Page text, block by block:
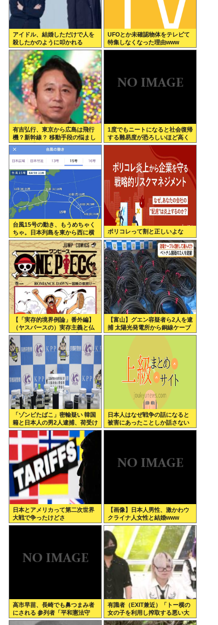
アイドル、結婚しただけで人を
殺したかのように叩かれる
UFOとか未確認物体をテレビて
特集しなくなった理由www
有吉弘行、東京から広島は飛行
機？新幹線？ 移動手段の悩まし
さ語る「微妙なんだよな」
1度でもニートになると社会復帰
する難易度が恐ろしいほど高く
なってしまう件
台風15号の動き、もうめちゃく
ちゃ。日本列島を東から西に横
断
ポリコレって割と正しいよな
【「実存的境界例論」番外編】
（ヤスパースの）実存主義と仏
教、それとワンピース 【ネタバ
レ注意】【スクリプト負けてて
草w】
【富山】グエン容疑者ら2人を逮
捕 太陽光発電所から銅線ケーブ
ルを盗む
「ゾンビたばこ」密輸疑い 韓国
籍と日本人の男2人逮捕、荷受け
役か
日本人はなぜ戦争の話になると
被害にあったことしか話さない
のか？
日本とアメリカって第二次世界
大戦で争ったけどさ
【画像】日本人男性、激かわウ
クライナ人女性と結婚www
高市早苗、長崎でも鼻つまみ者
にされる 参列者「平和憲法守
れ」
有識者（EXIT兼近）「トー横の
女の子を利用し搾取する悪い大
人は排除しないといけない」